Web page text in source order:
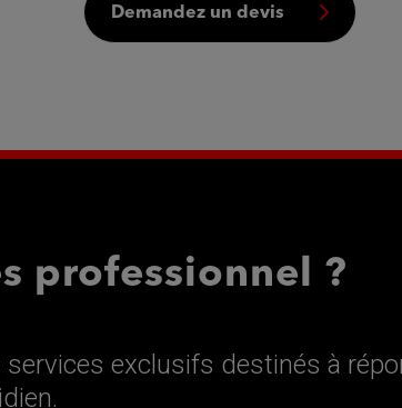
Demandez un devis
professionnel ?
services exclusifs destinés à